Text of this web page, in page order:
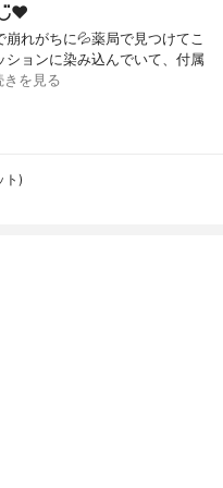
◡̈♥︎
れがちに💦薬局で見つけてこ
ョンに染み込んでいて、付属
きを見る
ト)